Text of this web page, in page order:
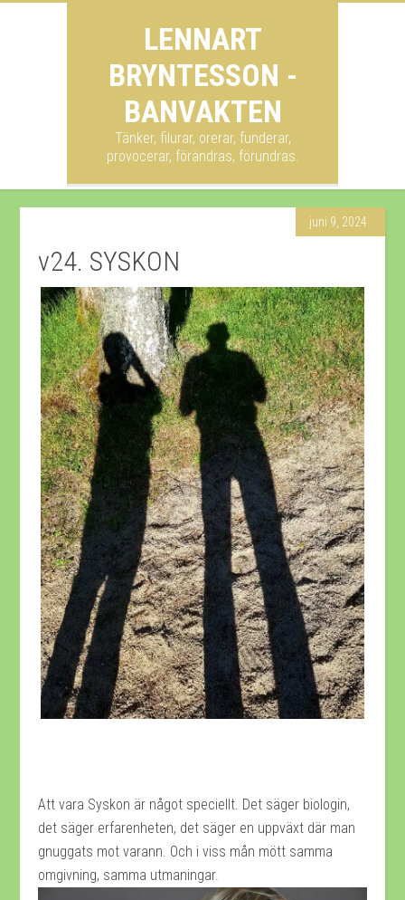
LENNART
BRYNTESSON -
BANVAKTEN
Tänker, filurar, orerar, funderar,
provocerar, förändras, förundras.
juni 9, 2024
v24. SYSKON
Att vara Syskon är något speciellt. Det säger biologin,
det säger erfarenheten, det säger en uppväxt där man
gnuggats mot varann. Och i viss mån mött samma
omgivning, samma utmaningar.